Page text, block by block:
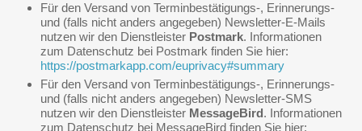
Für den Versand von Terminbestätigungs-, Erinnerungs-
und (falls nicht anders angegeben) Newsletter-E-Mails
nutzen wir den Dienstleister Postmark. Informationen
zum Datenschutz bei Postmark finden Sie hier:
https://postmarkapp.com/euprivacy#summary
Für den Versand von Terminbestätigungs-, Erinnerungs-
und (falls nicht anders angegeben) Newsletter-SMS
nutzen wir den Dienstleister MessageBird. Informationen
zum Datenschutz bei MessageBird finden Sie hier: